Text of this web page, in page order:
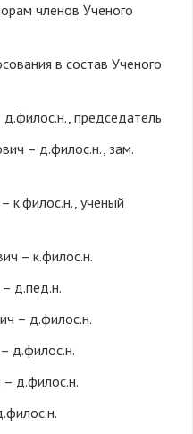
членов Ученого
в состав Ученого
председатель
– д.филос.н., зам.
к.филос.н., ученый
– к.филос.н.
д.пед.н.
– д.филос.н.
д.филос.н.
д.филос.н.